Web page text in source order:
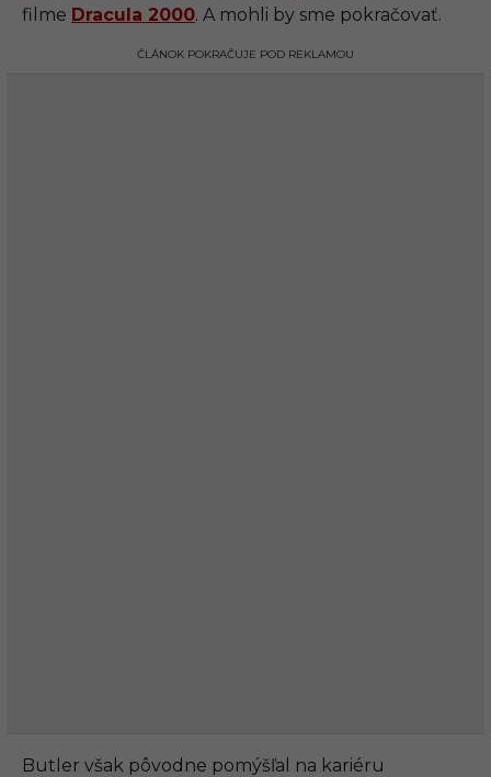
filme Dracula 2000. A mohli by sme pokračovať.
ČLÁNOK POKRAČUJE POD REKLAMOU
Butler však pôvodne pomýšľal na kariéru